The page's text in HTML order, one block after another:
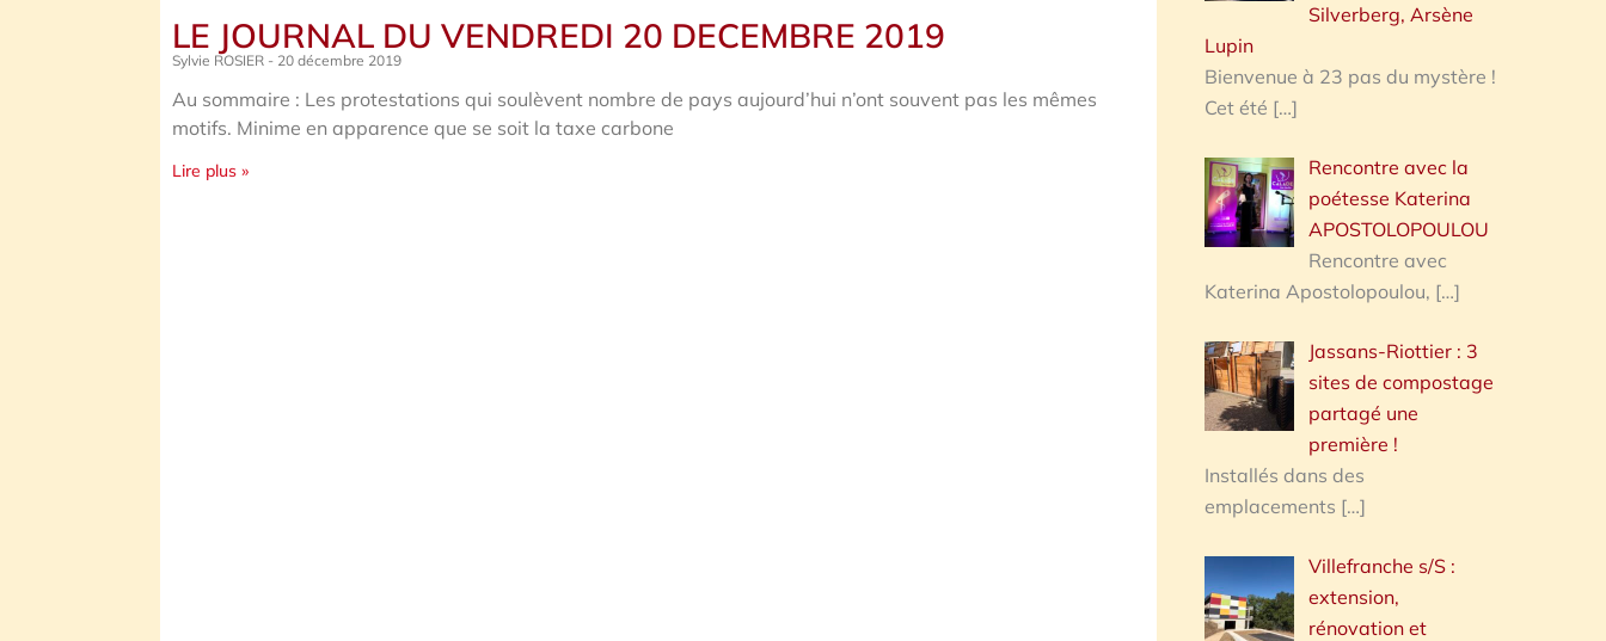
LE JOURNAL DU VENDREDI 20 DECEMBRE 2019
Sylvie ROSIER 20 décembre 2019
Au sommaire : Les protestations qui soulèvent nombre de pays aujourd’hui n’ont souvent pas les mêmes
motifs. Minime en apparence que se soit la taxe carbone
Lire plus »
Silverberg, Arsène
Lupin
Bienvenue à 23 pas du mystère !
Cet été […]
Rencontre avec la
poétesse Katerina
APOSTOLOPOULOU
Rencontre avec
Katerina Apostolopoulou, […]
Jassans-Riottier : 3
sites de compostage
partagé une
première !
Installés dans des
emplacements […]
Villefranche s/S :
extension,
rénovation et